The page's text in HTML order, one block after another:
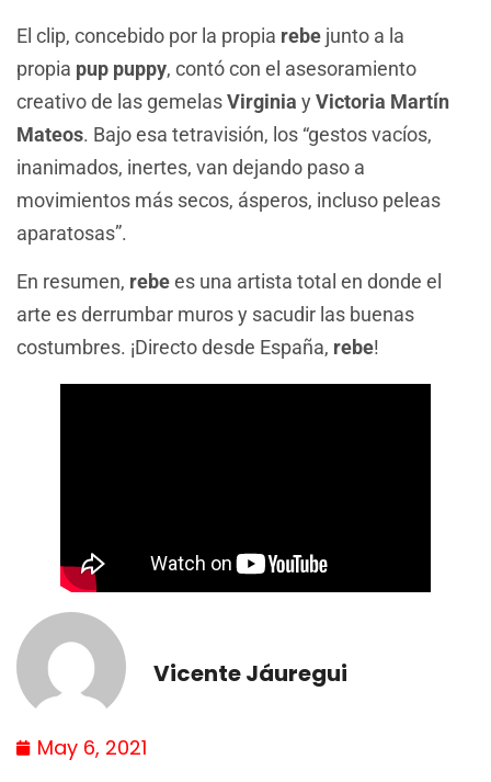
El clip, concebido por la propia rebe junto a la
propia pup puppy, contó con el asesoramiento
creativo de las gemelasVirginia yVictoria Martín
Mateos. Bajo esa tetravisión, los “gestos vacíos,
inanimados, inertes, van dejando paso a
movimientos más secos, ásperos, incluso peleas
aparatosas”.
En resumen, rebees una artista total en donde el
arte es derrumbar muros y sacudir las buenas
costumbres. ¡Directo desde España, rebe!
Vicente Jáuregui
May 6, 2021